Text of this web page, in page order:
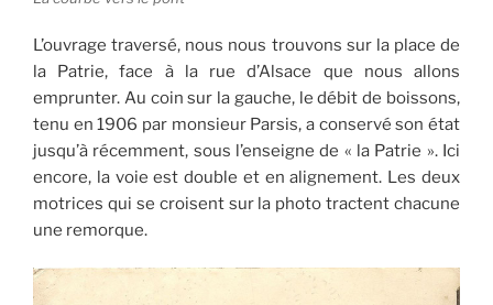
L’ouvrage traversé, nous nous trouvons sur la place de
la Patrie, face à la rue d’Alsace que nous allons
emprunter. Au coin sur la gauche, le débit de boissons,
tenu en 1906 par monsieur Parsis, a conservé son état
jusqu’à récemment, sous l’enseigne de « la Patrie ». Ici
encore, la voie est double et en alignement. Les deux
motrices qui se croisent sur la photo tractent chacune
une remorque.